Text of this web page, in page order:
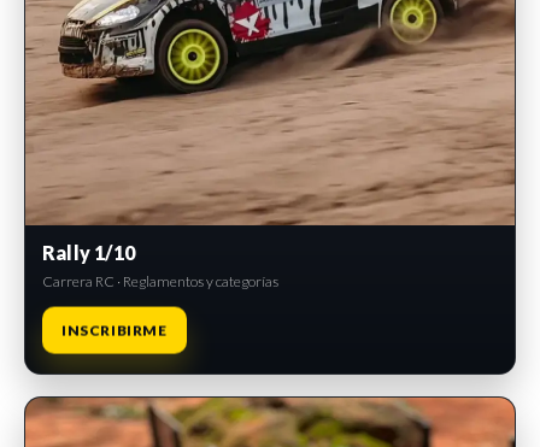
Rally 1/10
Carrera RC · Reglamentos y categorías
INSCRIBIRME
INSCRIPCIONES ABIERTAS